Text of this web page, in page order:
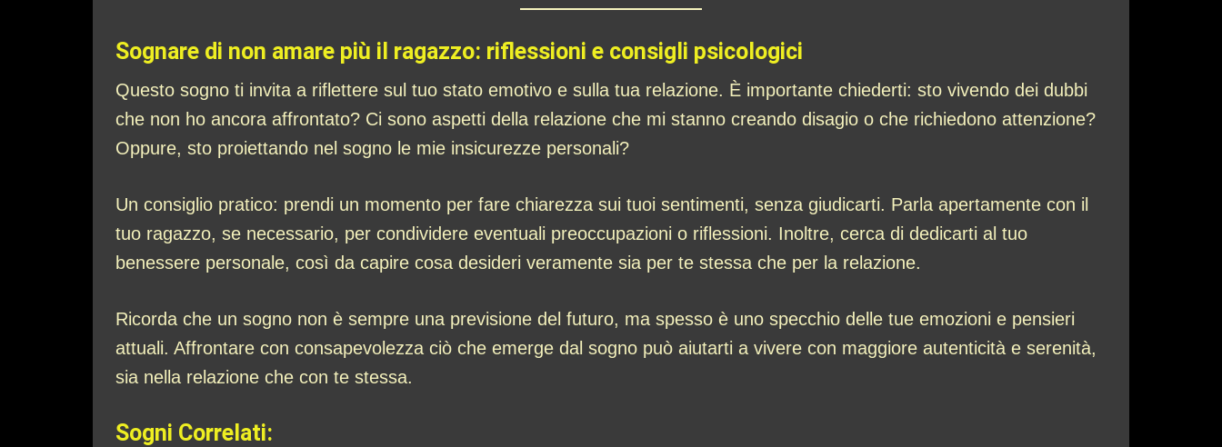
Sognare di non amare più il ragazzo: riflessioni e consigli psicologici
Questo sogno ti invita a riflettere sul tuo stato emotivo e sulla tua relazione. È importante chiederti: sto vivendo dei dubbi
che non ho ancora affrontato? Ci sono aspetti della relazione che mi stanno creando disagio o che richiedono attenzione?
Oppure, sto proiettando nel sogno le mie insicurezze personali?
Un consiglio pratico: prendi un momento per fare chiarezza sui tuoi sentimenti, senza giudicarti. Parla apertamente con il
tuo ragazzo, se necessario, per condividere eventuali preoccupazioni o riflessioni. Inoltre, cerca di dedicarti al tuo
benessere personale, così da capire cosa desideri veramente sia per te stessa che per la relazione.
Ricorda che un sogno non è sempre una previsione del futuro, ma spesso è uno specchio delle tue emozioni e pensieri
attuali. Affrontare con consapevolezza ciò che emerge dal sogno può aiutarti a vivere con maggiore autenticità e serenità,
sia nella relazione che con te stessa.
Sogni Correlati: